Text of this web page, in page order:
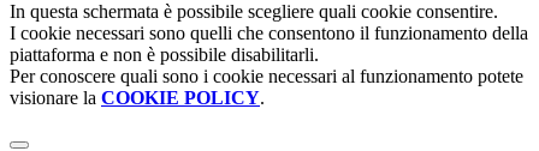
In questa schermata è possibile scegliere quali cookie consentire.
I cookie necessari sono quelli che consentono il funzionamento della
piattaforma e non è possibile disabilitarli.
Per conoscere quali sono i cookie necessari al funzionamento potete
visionare la COOKIE POLICY.